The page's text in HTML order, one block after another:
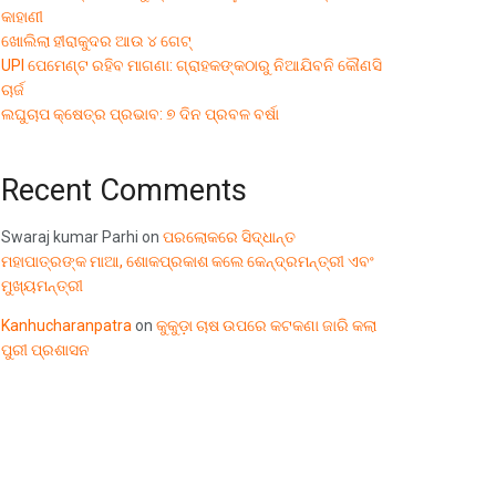
କାହାଣୀ
ଖୋଲିଲା ହୀରାକୁଦର ଆଉ ୪ ଗେଟ୍
UPI ପେମେଣ୍ଟ ରହିବ ମାଗଣା: ଗ୍ରାହକଙ୍କଠାରୁ ନିଆଯିବନି କୌଣସି
ଚାର୍ଜ
ଲଘୁଚାପ କ୍ଷେତ୍ର ପ୍ରଭାବ: ୭ ଦିନ ପ୍ରବଳ ବର୍ଷା
Recent Comments
Swaraj kumar Parhi on ପରଲୋକରେ ସିଦ୍ଧାନ୍ତ
ମହାପାତ୍ରଙ୍କ ମାଆ, ଶୋକପ୍ରକାଶ କଲେ କେନ୍ଦ୍ରମନ୍ତ୍ରୀ ଏବଂ
ମୁଖ୍ୟମନ୍ତ୍ରୀ
Kanhucharanpatraon କୁକୁଡ଼ା ଚାଷ ଉପରେ କଟକଣା ଜାରି କଲା
ପୁରୀ ପ୍ରଶାସନ